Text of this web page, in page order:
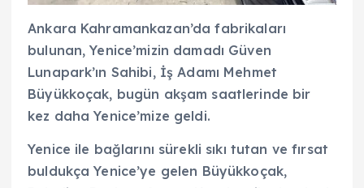
Ankara Kahramankazan’da fabrikaları
bulunan, Yenice’mizin damadı Güven
Lunapark’ın Sahibi, İş Adamı Mehmet
Büyükkoçak, bugün akşam saatlerinde bir
kez daha Yenice’mize geldi.
Yenice ile bağlarını sürekli sıkı tutan ve fırsat
buldukça Yenice’ye gelen Büyükkoçak,